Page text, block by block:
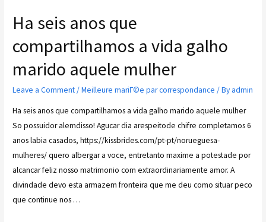
Ha seis anos que
compartilhamos a vida galho
marido aquele mulher
Leave a Comment/Meilleure mariГ©e par correspondance / By admin
Ha seis anos que compartilhamos a vida galho marido aquele mulher
So possuidor alemdisso! Agucar dia arespeitode chifre completamos 6
anos labia casados, https://kissbrides.com/pt-pt/norueguesa-
mulheres/ quero albergar a voce, entretanto maxime a potestade por
alcancar feliz nosso matrimonio com extraordinariamente amor. A
divindade devo esta armazem fronteira que me deu como situar peco
que continue nos …